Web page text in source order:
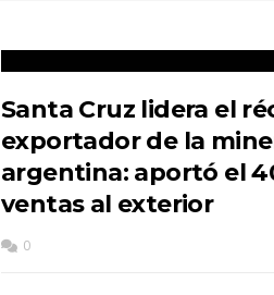
Santa Cruz lidera el
exportador de la
argentina: aportó el
ventas al exterior
0